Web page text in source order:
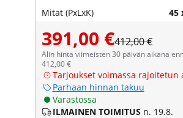
Mitat (PxLxK) 45
391,00 €412,00 €
Alin hinta viimeisten 30 päivän aikana
412,00 €
Tarjoukset voimassa rajoitetun
Parhaan hinnan takuu
Varastossa
ILMAINEN TOIMITUS n. 19.8.